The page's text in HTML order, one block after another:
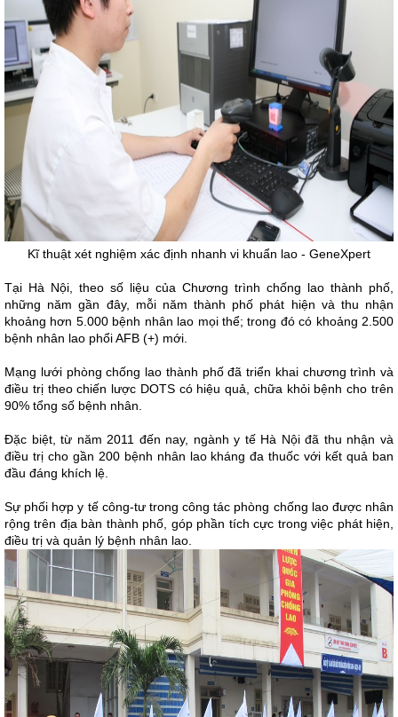
Kĩ thuật xét nghiệm xác định nhanh vi khuẩn lao - GeneXpert
Tại Hà Nội, theo số liệu của Chương trình chống lao thành phố,
những năm gần đây, mỗi năm thành phố phát hiện và thu nhận
khoảng hơn 5.000 bệnh nhân lao mọi thể; trong đó có khoảng 2.500
bệnh nhân lao phổi AFB (+) mới.
Mạng lưới phòng chống lao thành phố đã triển khai chương trình và
điều trị theo chiến lược DOTS có hiệu quả, chữa khỏi bệnh cho trên
90% tổng số bệnh nhân.
Đặc biệt, từ năm 2011 đến nay, ngành y tế Hà Nội đã thu nhận và
điều trị cho gần 200 bệnh nhân lao kháng đa thuốc với kết quả ban
đầu đáng khích lệ.
Sự phối hợp y tế công-tư trong công tác phòng chống lao được nhân
rộng trên địa bàn thành phố, góp phần tích cực trong việc phát hiện,
điều trị và quản lý bệnh nhân lao.